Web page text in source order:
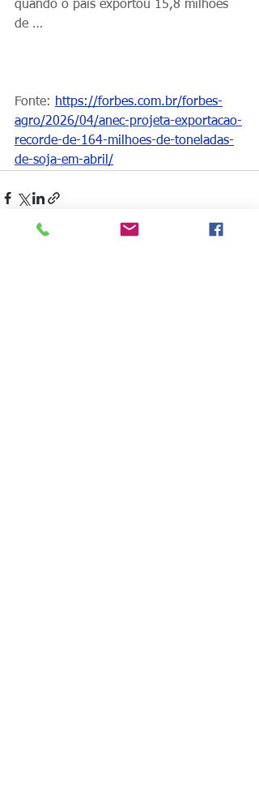
quando o país exportou 15,8 milhões
de …
Fonte: https://forbes.com.br/forbes-
agro/2026/04/anec-projeta-exportacao-
recorde-de-164-milhoes-de-toneladas-
de-soja-em-abril/